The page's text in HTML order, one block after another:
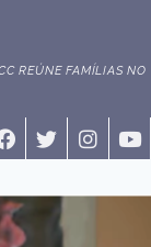
REÚNE FAMÍLIAS NO